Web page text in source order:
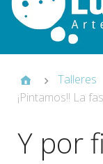
Talleres
¡Pintamos!! La
Y por